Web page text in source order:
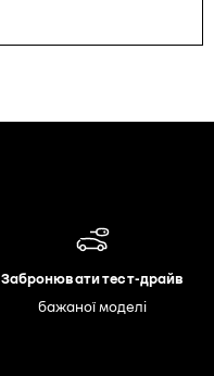
Забронювати тест-драйв
бажаної моделі